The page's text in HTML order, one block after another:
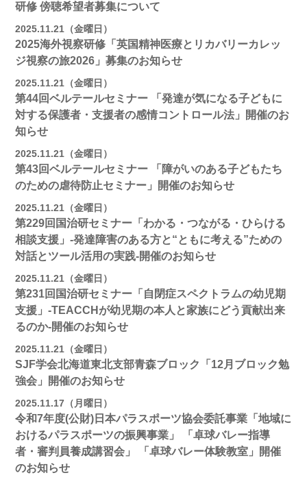
研修 傍聴希望者募集について
2025.11.21（金曜日）
2025海外視察研修「英国精神医療とリカバリーカレッ
ジ視察の旅2026」募集のお知らせ
2025.11.21（金曜日）
第44回ベルテールセミナー 「発達が気になる子どもに
対する保護者・支援者の感情コントロール法」開催のお
知らせ
2025.11.21（金曜日）
第43回ベルテールセミナー 「障がいのある子どもたち
のための虐待防止セミナー」開催のお知らせ
2025.11.21（金曜日）
第229回国治研セミナー「わかる・つながる・ひらける
相談支援」-発達障害のある方と“ともに考える”ための
対話とツール活用の実践-開催のお知らせ
2025.11.21（金曜日）
第231回国治研セミナー「自閉症スペクトラムの幼児期
支援」-TEACCHが幼児期の本人と家族にどう貢献出来
るのか-開催のお知らせ
2025.11.21（金曜日）
SJF学会北海道東北支部青森ブロック「12月ブロック勉
強会」開催のお知らせ
2025.11.17（月曜日）
令和7年度(公財)日本パラスポーツ協会委託事業「地域に
おけるパラスポーツの振興事業」 「卓球バレー指導
者・審判員養成講習会」 「卓球バレー体験教室」開催
のお知らせ